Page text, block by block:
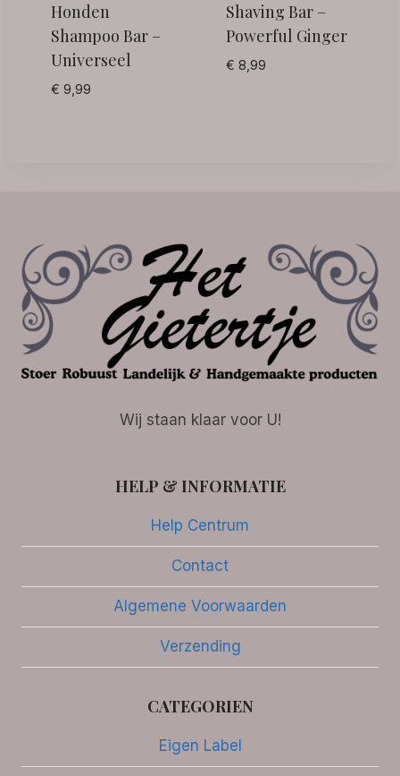
Honden
Shampoo Bar –
Universeel
€ 9,99
Shaving Bar –
Powerful Ginger
€ 8,99
Wij staan klaar voor U!
HELP & INFORMATIE
Help Centrum
Contact
Algemene Voorwaarden
Verzending
CATEGORIEN
Eigen Label